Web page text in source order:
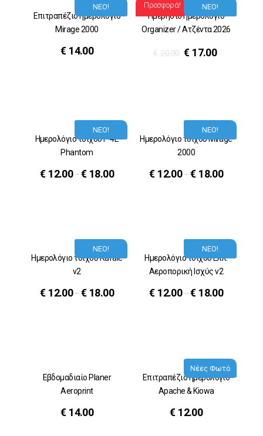
ΝΕΟ!
Επιτραπέζιο ημερολόγιο
Μirage 2000
€ 14.00
Προσφορά! ΝΕΟ!
Ημερήσιο ημερολόγιο
Organizer / Ατζέντα 2026
€ 20.00 € 17.00
ΝΕΟ!
Ημερολόγιο τοίχου F-4E
Phantom
€ 12.00–€ 18.00
ΝΕΟ!
Ημερολόγιο τοίχου Mirage
2000
€ 12.00–€ 18.00
ΝΕΟ!
Ημερολόγιο τοίχου Rafale
v2
€ 12.00–€ 18.00
ΝΕΟ!
Ημερολόγιο τοίχου Ελλ.
Αεροπορική Ισχύς v2
€ 12.00–€ 18.00
Εβδομαδιαίο Planer
Aeroprint
€ 14.00
Νέες Φωτό
Επιτραπέζιο ημερολόγιο
Apache & Kiowa
€ 12.00